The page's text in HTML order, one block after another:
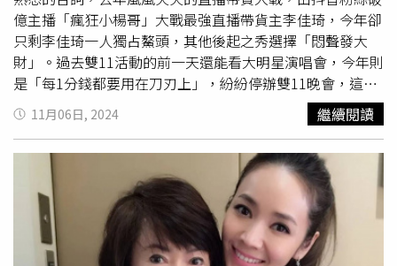
棒，為爸爸加油打氣的萌樣相當可愛。演出首日陶媽媽王復
蓉、老婆Penny都到場支持，圈內好友李宗盛、張清芳、田
馥甄、Ella陳嘉樺、賈靜雯、修杰楷、侯佩岑、黃宣、王治
平、韋禮安都坐在台下觀看，星光爆棚，而明晚陶喆將繼續
在台北小巨蛋進行第二晚演出。而這次在小巨蛋外、南京東
路一側的廣場上，突然放了幾座巨型棧板木箱，並用紅龍圍
起來，以藝術裝置展品之姿呈現在眾人眼前，寫著「歡迎拍
照打卡，請勿觸碰展品」，但大家都不曉得木箱裡載運的物
品去哪了，一早到場外搶購台北場限定周邊的歌迷，互相討
論猜測，「陶喆很可能正在為下一個大計劃埋了伏筆。」只
要靠近，就能讀出木箱上的文字訊息，透過這些訊息，讓粉
絲循線辦案，炒熱話題、製造期待，也讓紛絲爭相拍照在社
億主播「瘋狂小楊哥」大戰最強直播帶貨主李佳琦，今年卻
只剩李佳琦一人獨占鰲頭，其他後起之秀選擇「悶聲發大
財」。過去雙11活動的前一天還能看大明星演唱會，今年則
是「每1分錢都要用在刀刃上」，紛紛停辦雙11晚會，這冷
熱落差，陸媒直言「一個消費時代結束了」。天貓雙11晚會
於2015年首次推出，中間因新冠疫情而停辦，到2023年共
舉辦9次，2016年和2017年的主持人有台灣的黃子佼和侯佩
，蔡依林、周杰倫、蕭亞軒、李玟等天王天后開演唱會，
想看國際巨星的，有瑪莉亞凱莉和泰勒絲，NBA的柯比、足
球金童貝克漢也都登台過，風光無限。以2019年為例，淘
寶天貓開賣1分36秒，商品成交總額就達到100億人民幣，
而2020年，雙11晚會進入最高峰，當年有不同業者、分四
11月06日, 2024 繼續閱讀